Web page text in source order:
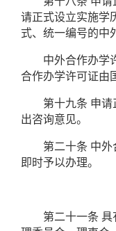
请正式设立实施学
式、统一编号的中
中外合作办学许
合作办学许可证由
第十九条 申请
出咨询意见。
第二十条 中外
即时予以办理。
第二十一条 具